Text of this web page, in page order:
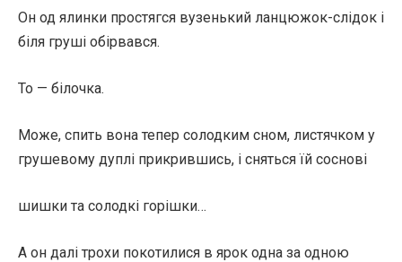
Он од ялинки простягся вузенький ланцюжок-слідок і
біля груші обірвався.
То — білочка.
Може, спить вона тепер солодким сном, листячком у
грушевому дуплі прикрившись, і сняться їй соснові
шишки та солодкі горішки…
А он далі трохи покотилися в ярок одна за одною